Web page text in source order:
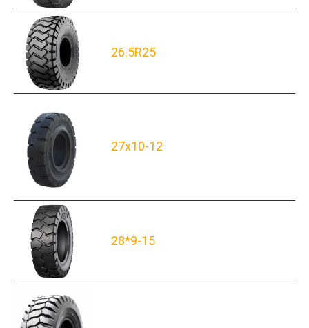
26.5R25
27x10-12
28*9-15